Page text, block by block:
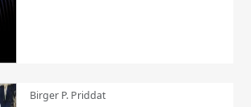
Birger P. Priddat